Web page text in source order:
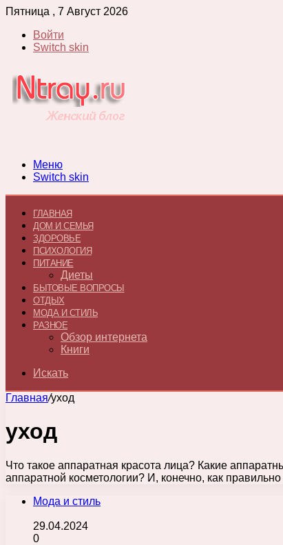
Пятница , 7 Август 2026
Войти
Switch skin
Меню
Switch skin
ГЛАВНАЯ
ДОМ И СЕМЬЯ
ЗДОРОВЬЕ
ПСИХОЛОГИЯ
ПИТАНИЕ
Диеты
БЫТОВЫЕ ВОПРОСЫ
ОТДЫХ
МОДА И СТИЛЬ
РАЗНОЕ
Обзор интернета
Книги
Искать
Главная/уход
уход
Что такое аппаратная красота лица? Какие
аппаратной косметологии? И, конечно, как
Мода и стиль
29.04.2024
0